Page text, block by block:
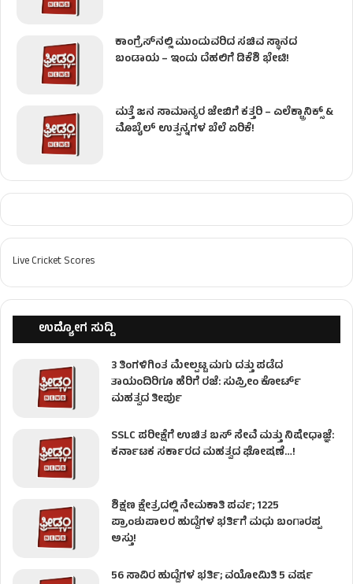
ಕಾಂಗ್ರೆಸ್​ನಲ್ಲಿ ಮುಂದುವರಿದ ಸಚಿವ ಸ್ಥಾನದ
ಬಂಡಾಯ – ಇಂದು ದೆಹಲಿಗೆ ಡಿಕೆಶಿ ಭೇಟಿ!
ಮತ್ತೆ ಜನ ಸಾಮಾನ್ಯರ ಜೇಬಿಗೆ ಕತ್ತರಿ – ಎಲೆಕ್ಟ್ರಾನಿಕ್ಸ್ &
ಮೊಬೈಲ್ ಉತ್ಪನ್ನಗಳ ಬೆಲೆ ಏರಿಕೆ!
Live Cricket Scores
ಉದ್ಯೋಗ ಸುದ್ದಿ
3 ತಿಂಗಳಿಗಿಂತ ಮೇಲ್ಪಟ್ಟ ಮಗು ದತ್ತು ಪಡೆದ
ತಾಯಂದಿರಿಗೂ ಹೆರಿಗೆ ರಜೆ: ಸುಪ್ರೀಂ ಕೋರ್ಟ್
ಮಹತ್ವದ ತೀರ್ಪು
SSLC ಪರೀಕ್ಷೆಗೆ ಉಚಿತ ಬಸ್ ಸೇವೆ ಮತ್ತು ನಿಷೇಧಾಜ್ಞೆ:
ಕರ್ನಾಟಕ ಸರ್ಕಾರದ ಮಹತ್ವದ ಘೋಷಣೆ…!
ಶಿಕ್ಷಣ ಕ್ಷೇತ್ರದಲ್ಲಿ ನೇಮಕಾತಿ ಪರ್ವ; 1225
ಪ್ರಾಂಶುಪಾಲರ ಹುದ್ದೆಗಳ ಭರ್ತಿಗೆ ಮಧು ಬಂಗಾರಪ್ಪ
ಅಸ್ತು!
56 ಸಾವಿರ ಹುದ್ದೆಗಳ ಭರ್ತಿ; ವಯೋಮಿತಿ 5 ವರ್ಷ